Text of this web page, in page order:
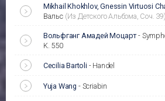
Mikhail Khokhlov, Gnessin Virtuosi
Вальс (Из Детского Альбома, Соч. 39)
Вольфганг Амадей Моцарт-
K. 550
Cecilia Bartoli - Handel
Yuja Wang - Scriabin